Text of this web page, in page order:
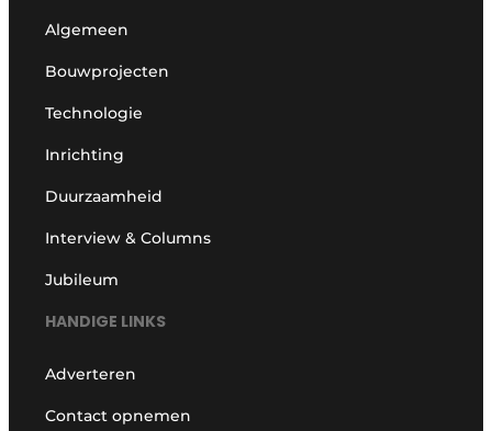
Algemeen
Bouwprojecten
Technologie
Inrichting
Duurzaamheid
Interview & Columns
Jubileum
HANDIGE LINKS
Adverteren
Contact opnemen